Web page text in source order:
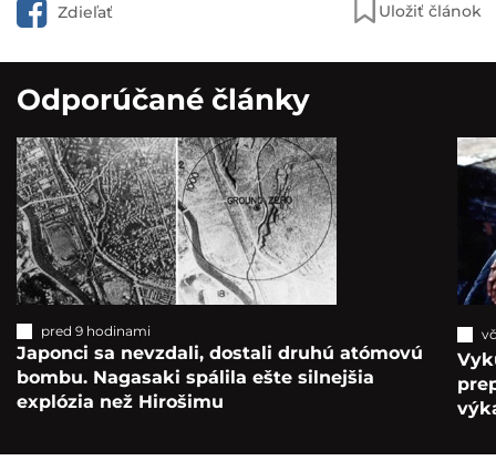
Zdieľať Uložiť článok
Odporúčané články
pred 9 hodinami
Japonci sa nevzdali, dostali druhú atómovú
bombu. Nagasaki spálila ešte silnejšia
explózia než Hirošimu